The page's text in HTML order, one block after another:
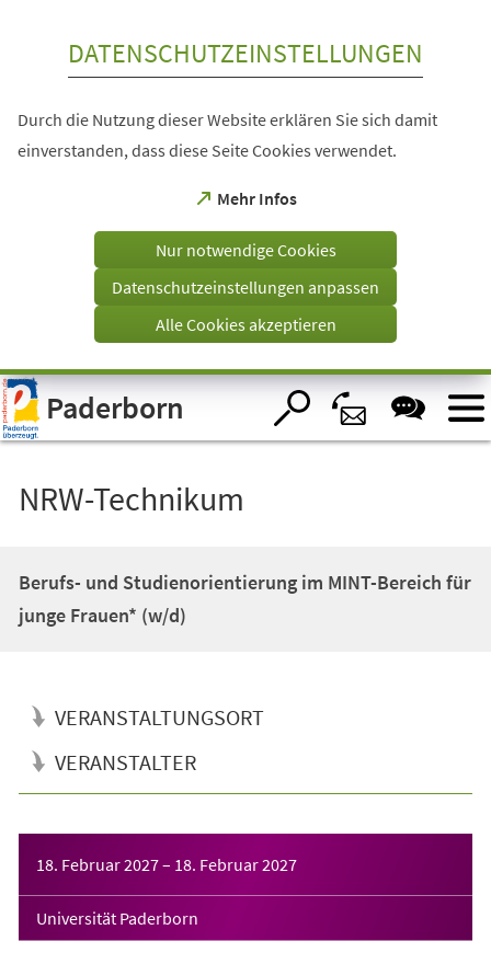
Visuelle
Assistenzsoftware
öffnen.
DATENSCHUTZEINSTELLUNGEN
Durch die Nutzung dieser Website erklären Sie sich damit
einverstanden, dass diese Seite Cookies verwendet.
Mehr Infos
(Öffnet
einem
Tab)
Nur notwendige Cookies
Datenschutzeinstellungen anpassen
Alle Cookies akzeptieren
Paderborn
NRW-Technikum
Berufs- und Studienorientierung im MINT-Bereich für
junge Frauen* (w/d)
VERANSTALTUNGSORT
VERANSTALTER
18. Februar 2027– 18. Februar 2027
Universität Paderborn